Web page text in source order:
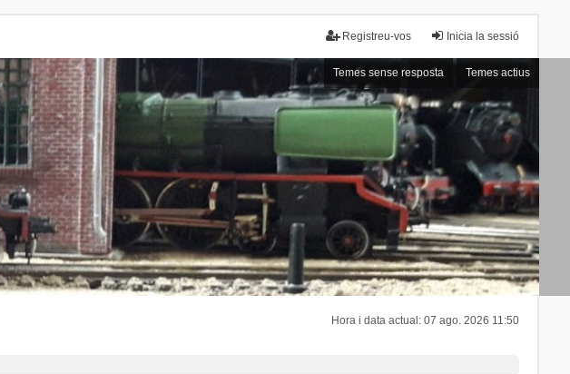
Inicia la sessió
Registreu-vos
Temes sense resposta Temes actius
Hora i data actual: 07 ago. 2026 11:50